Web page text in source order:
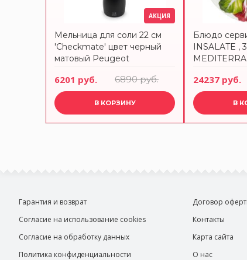
АКЦИЯ
Мельница для соли 22 см
'Checkmate' цвет черный
матовый Peugeot
6201 руб. 6890 руб.
В КОРЗИНУ
Блюдо
INSALATE ,
24237 руб.
В
Гарантия и возврат
Согласие на использование cookies
Согласие на обработку данных
Политика конфиденциальности
Договор
Контакты
Карта сайта
О нас